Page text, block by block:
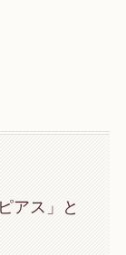
アス」と